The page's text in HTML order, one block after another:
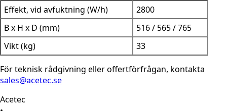
Effekt, vid avfuktning (W/h)
2800
B x H x D (mm)
516 / 565 / 765
Vikt (kg)
33
För teknisk rådgivning eller offertförfrågan, kontakta
sales@acetec.se
Acetec